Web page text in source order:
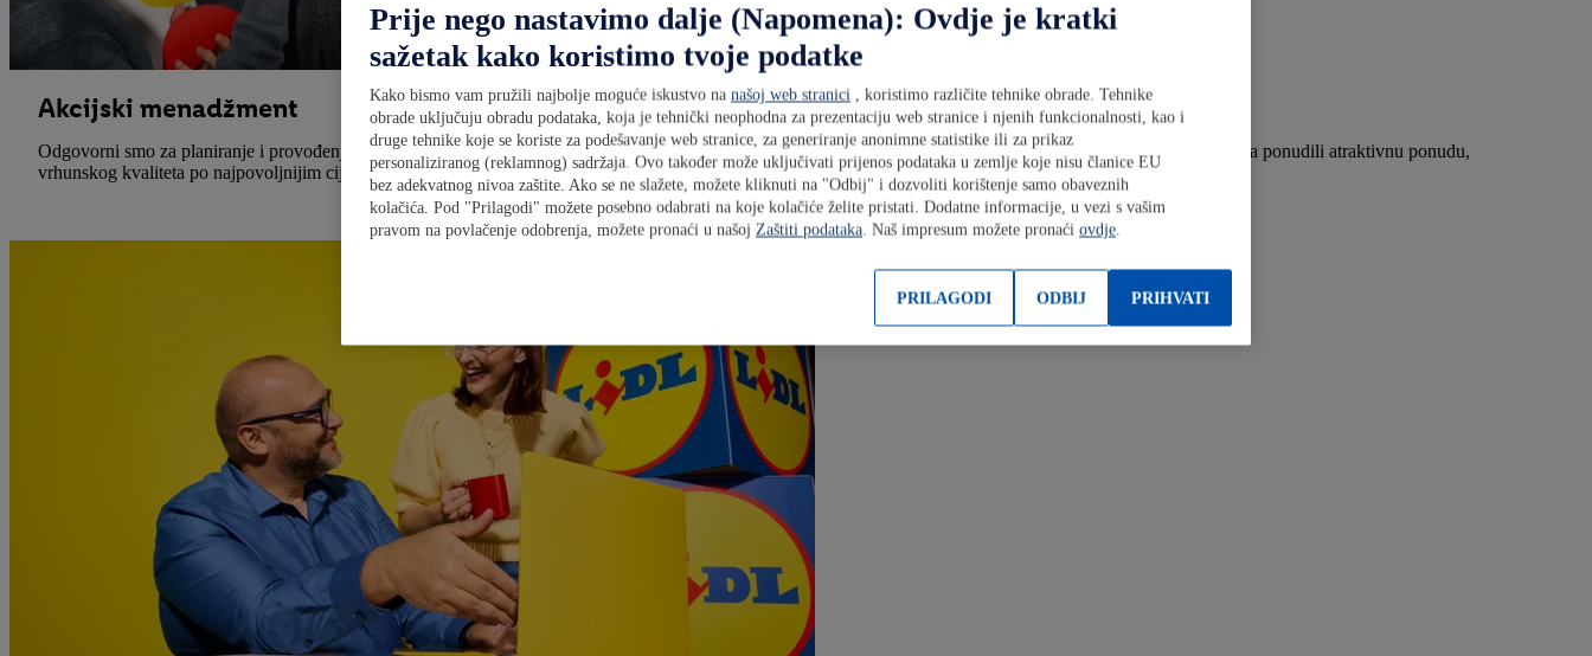
Akcijski menadžment
Odgovorni smo za planiranje i provođenje strategije akcijskog poslovanja. Pratimo tržište i aktuelne trendove kako bismo napravili pravi izbor asortimana i kupcima ponudili atraktivnu ponudu,
vrhunskog kvaliteta po najpovoljnijim cijenama. Redovno vodimo računa da ponudimo raznovrstan asortiman neprehrane i prehrane.
Prije nego nastavimo dalje (Napomena): Ovdje je kratki
sažetak kako koristimo tvoje podatke
Kako bismo vam pružili najbolje moguće iskustvo na našoj web stranici , koristimo različite tehnike obrade. Tehnike
obrade uključuju obradu podataka, koja je tehnički neophodna za prezentaciju web stranice i njenih funkcionalnosti, kao i
druge tehnike koje se koriste za podešavanje web stranice, za generiranje anonimne statistike ili za prikaz
personaliziranog (reklamnog) sadržaja. Ovo također može uključivati prijenos podataka u zemlje koje nisu članice EU
bez adekvatnog nivoa zaštite. Ako se ne slažete, možete kliknuti na "Odbij" i dozvoliti korištenje samo obaveznih
kolačića. Pod "Prilagodi" možete posebno odabrati na koje kolačiće želite pristati. Dodatne informacije, u vezi s vašim
pravom na povlačenje odobrenja, možete pronaći u našoj Zaštiti podataka. Naš impresum možete pronaći ovdje.
ODBIJ PRIHVATI
PRILAGODI